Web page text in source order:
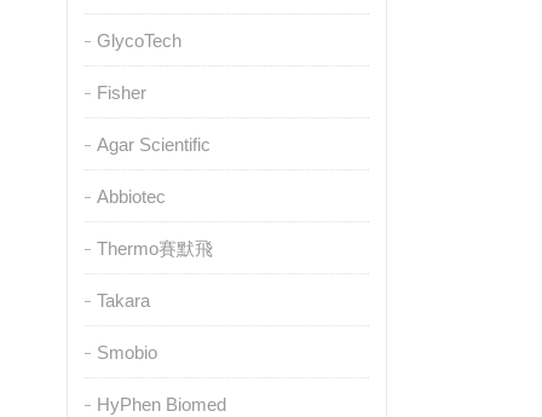
GlycoTech
Fisher
Agar Scientific
Abbiotec
Thermo賽默飛
Takara
Smobio
HyPhen Biomed